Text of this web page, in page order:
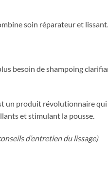
soin réparateur et lissant.
besoin de shampoing
un produit révolutionnaire
et stimulant la pousse.
d’entretien du lissage)